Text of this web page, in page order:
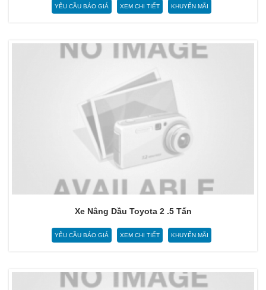
YÊU CẦU BÁO GIÁ XEM CHI TIẾT KHUYẾN MÃI
Xe Nâng Dầu Toyota 2 .5 Tấn
YÊU CẦU BÁO GIÁ XEM CHI TIẾT KHUYẾN MÃI